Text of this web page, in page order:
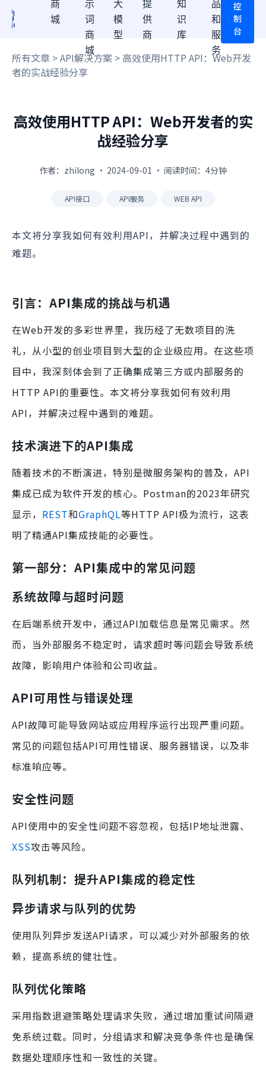
商
城
示
词
商
城
大
模
型
提
供
商
知
识
库
品
和
服
务
控
制
台
所有文章 >API解决方案 > 高效使用HTTP API：Web开发
者的实战经验分享
高效使用HTTP API：Web开发者的实
战经验分享
作者：zhilong · 2024-09-01 · 阅读时间：4分钟
API接口 API服务 WEB API
本文将分享我如何有效利用API，并解决过程中遇到的
难题。
引言：API集成的挑战与机遇
在Web开发的多彩世界里，我历经了无数项目的洗
礼，从小型的创业项目到大型的企业级应用。在这些项
目中，我深刻体会到了正确集成第三方或内部服务的
HTTP API的重要性。本文将分享我如何有效利用
API，并解决过程中遇到的难题。
技术演进下的API集成
随着技术的不断演进，特别是微服务架构的普及，API
集成已成为软件开发的核心。Postman的2023年研究
显示， REST和GraphQL等HTTP API极为流行，这表
明了精通API集成技能的必要性。
第一部分：API集成中的常见问题
系统故障与超时问题
在后端系统开发中，通过API加载信息是常见需求。然
而，当外部服务不稳定时，请求超时等问题会导致系统
故障，影响用户体验和公司收益。
API可用性与错误处理
API故障可能导致网站或应用程序运行出现严重问题。
常见的问题包括API可用性错误、服务器错误，以及非
标准响应等。
安全性问题
API使用中的安全性问题不容忽视，包括IP地址泄露、
XSS攻击等风险。
队列机制：提升API集成的稳定性
异步请求与队列的优势
使用队列异步发送API请求，可以减少对外部服务的依
赖，提高系统的健壮性。
队列优化策略
采用指数退避策略处理请求失败，通过增加重试间隔避
免系统过载。同时，分组请求和解决竞争条件也是确保
数据处理顺序性和一致性的关键。